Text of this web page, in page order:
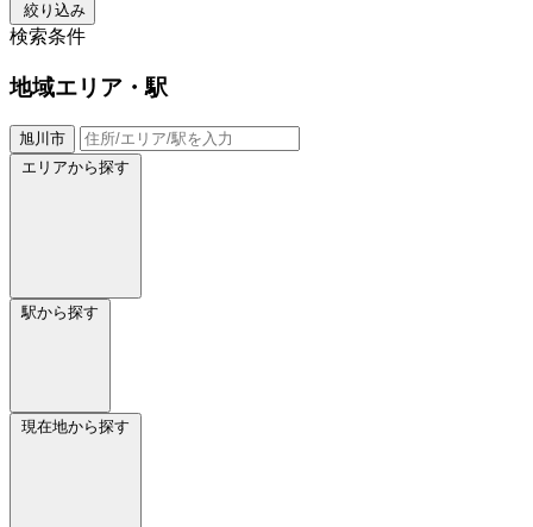
絞り込み
検索条件
地域エリア・駅
旭川市
エリアから探す
駅から探す
現在地から探す